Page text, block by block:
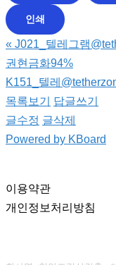
인쇄
« J021_텔레그램
권현금화94%
K151_텔레
목록보기
답글쓰기
글수정 글삭제
Powered by KBoard
이용약관
개인정보처리방침